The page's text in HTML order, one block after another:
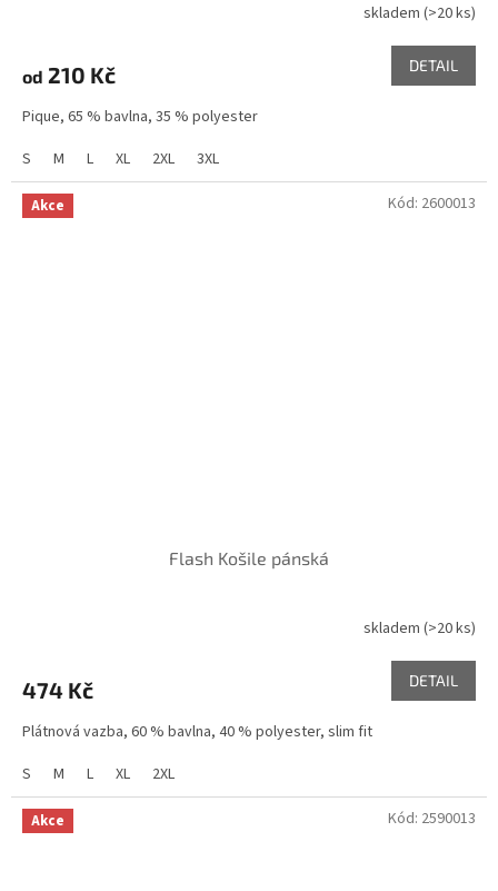
skladem (>20 ks)
od 210 Kč DETAIL
Pique, 65 % bavlna, 35 % polyester
S
M L XL 2XL 3XL
Akce
Flash Košile pánská
skladem (>20 ks)
474 Kč DETAIL
Plátnová vazba, 60 % bavlna, 40 % polyester, slim fit
S
M L XL 2XL
Kód: 2600013
Akce Kód: 2590013